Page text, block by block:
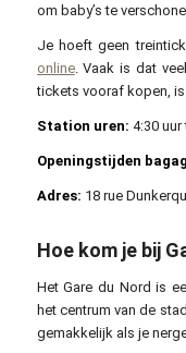
om baby’s te
Je hoeft geen
online. Vaak is dat
tickets vooraf kopen,
Station uren: 4:30 uur
Openingstijden
Adres: 18 rue
Hoe kom je bij
Het Gare du Nord is
het centrum van de
gemakkelijk als je